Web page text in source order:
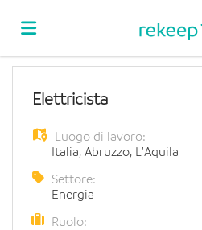
Offerte
di
Carica
Elettricista
Luogo di lavoro:
Italia, Abruzzo, L'Aquila
Settore:
Energia
Ruolo: